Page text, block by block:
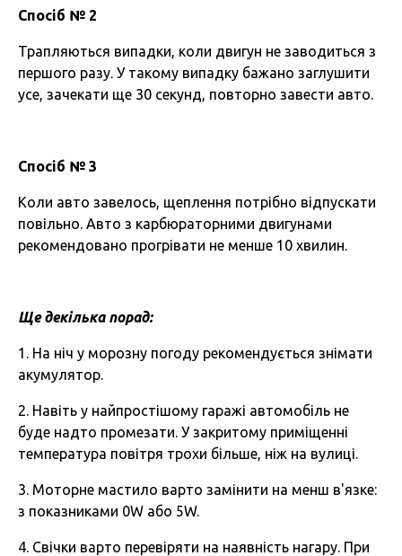
Спосіб № 2
Трапляються випадки, коли двигун не заводиться з
першого разу. У такому випадку бажано заглушити
усе, зачекати ще 30 секунд, повторно завести авто.
Спосіб № 3
Коли авто завелось, щеплення потрібно відпускати
повільно. Авто з карбюраторними двигунами
рекомендовано прогрівати не менше 10 хвилин.
Ще декілька порад:
1. На ніч у морозну погоду рекомендується знімати
акумулятор.
2. Навіть у найпростішому гаражі автомобіль не
буде надто промезати. У закритому приміщенні
температура повітря трохи більше, ніж на вулиці.
3. Моторне мастило варто замінити на менш в'язке:
з показниками 0W або 5W.
4. Свічки варто перевіряти на наявність нагару. При